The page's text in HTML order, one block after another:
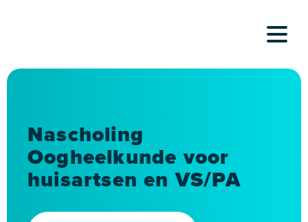
Nascholing
Oogheelkunde voor
huisartsen en VS/PA